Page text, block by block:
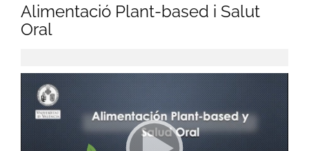
Alimentació Plant-based i Salut
Oral